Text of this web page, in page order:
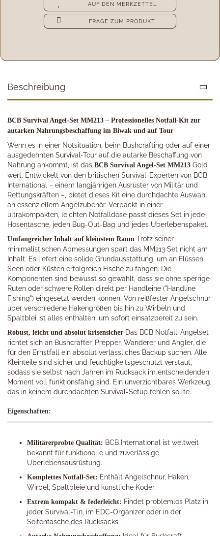
AUF DEN MERKZETTEL
FRAGE ZUM PRODUKT
Beschreibung
BCB Survival Angel-Set MM213 – Professionelles Notfall-Kit zur
autarken Nahrungsbeschaffung im Biwak und auf Tour
Wenn es in einer Notsituation, beim Bushcrafting oder auf einer
ausgedehnten Survival-Tour auf die autarke Beschaffung von
Nahrung ankommt, ist das BCB Survival Angel-Set MM213 Gold
wert. Entwickelt von den britischen Survival-Experten von BCB
International – einem langjährigen Ausrüster von Militär und
Rettungskräften –, bietet dieses Kit eine durchdachte Auswahl
an essenziellem Angelzubehör. Verpackt in einer
ultrakompakten, leichten Notfalldose passt dieses Set in jede
Hosentasche, jeden Bug-Out-Bag und jedes Überlebenspaket.
Umfangreicher Inhalt auf kleinstem Raum Trotz seiner
minimalistischen Abmessungen spart das MM213 Set nicht am
Inhalt. Es liefert eine solide Grundausstattung, um an Flüssen,
Seen oder Küsten erfolgreich Fische zu fangen. Die
Komponenten sind bewusst so gewählt, dass sie ohne sperrige
Ruten oder schwere Rollen direkt per Handleine ("Handline
Fishing") eingesetzt werden können. Von reißfester Angelschnur
über verschiedene Hakengrößen bis hin zu Wirbeln und
Spaltblei ist alles enthalten, um sofort einsatzbereit zu sein.
Robust, leicht und absolut krisensicher Das BCB Notfall-Angelset
richtet sich an Bushcrafter, Prepper, Wanderer und Angler, die
für den Ernstfall ein absolut verlässliches Backup suchen. Alle
Kleinteile sind sicher und feuchtigkeitsgeschützt verstaut,
sodass sie selbst nach Jahren im Rucksack im entscheidenden
Moment voll funktionsfähig sind. Ein unverzichtbares Werkzeug,
das in keinem durchdachten Survival-Setup fehlen sollte.
Eigenschaften:
Militärerprobte Qualität: BCB International ist weltweit
bekannt für funktionelle und zuverlässige
Überlebensausrüstung.
Komplettes Notfall-Set: Enthält Angelschnur, Haken,
Wirbel, Spaltbleie und künstliche Köder.
Extrem kompakt & federleicht: Findet problemlos Platz in
jeder Survival-Tin, im EDC-Organizer oder in der
Seitentasche des Rucksacks.